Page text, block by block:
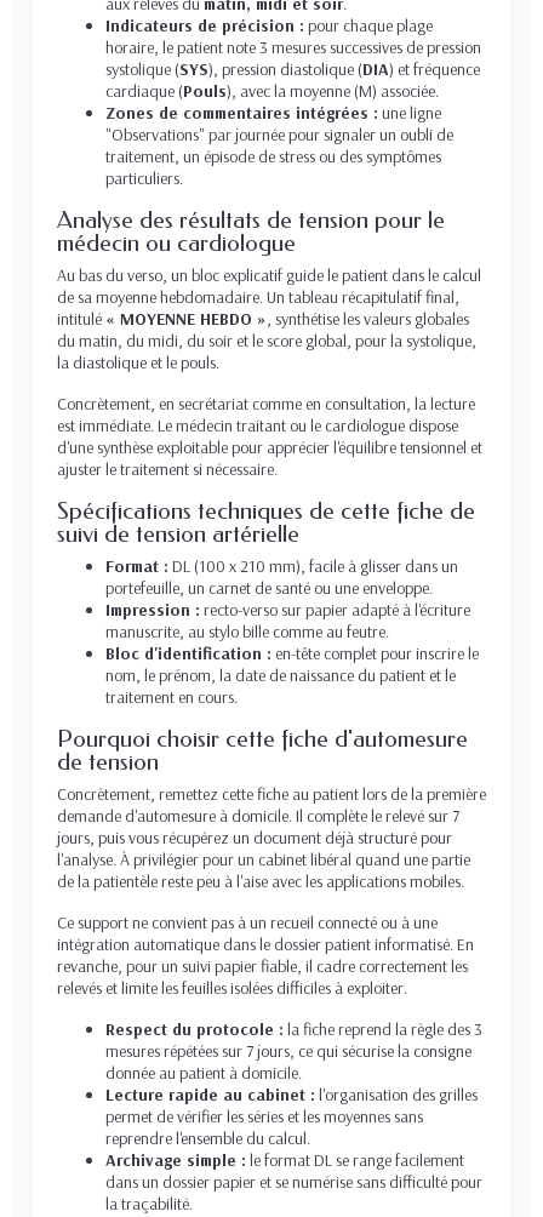
Indicateurs de précision : pour chaque plage
horaire, le patient note 3 mesures successives de pression
systolique (SYS), pression diastolique (DIA) et fréquence
cardiaque (Pouls), avec la moyenne (M) associée.
Zones de commentaires intégrées : une ligne
"Observations" par journée pour signaler un oubli de
traitement, un épisode de stress ou des symptômes
particuliers.
Analyse des résultats de tension pour le
médecin ou cardiologue
Au bas du verso, un bloc explicatif guide le patient dans le calcul
de sa moyenne hebdomadaire. Un tableau récapitulatif final,
intitulé « MOYENNE HEBDO », synthétise les valeurs globales
du matin, du midi, du soir et le score global, pour la systolique,
la diastolique et le pouls.
Concrètement, en secrétariat comme en consultation, la lecture
est immédiate. Le médecin traitant ou le cardiologue dispose
d'une synthèse exploitable pour apprécier l'équilibre tensionnel et
ajuster le traitement si nécessaire.
Spécifications techniques de cette fiche de
suivi de tension artérielle
Format : DL (100 x 210 mm), facile à glisser dans un
portefeuille, un carnet de santé ou une enveloppe.
Impression : recto-verso sur papier adapté à l'écriture
manuscrite, au stylo bille comme au feutre.
Bloc d'identification : en-tête complet pour inscrire le
nom, le prénom, la date de naissance du patient et le
traitement en cours.
Pourquoi choisir cette fiche d'automesure
de tension
Concrètement, remettez cette fiche au patient lors de la première
demande d'automesure à domicile. Il complète le relevé sur 7
jours, puis vous récupérez un document déjà structuré pour
l'analyse. À privilégier pour un cabinet libéral quand une partie
de la patientèle reste peu à l'aise avec les applications mobiles.
Ce support ne convient pas à un recueil connecté ou à une
intégration automatique dans le dossier patient informatisé. En
revanche, pour un suivi papier fiable, il cadre correctement les
relevés et limite les feuilles isolées difficiles à exploiter.
Respect du protocole : la fiche reprend la règle des 3
mesures répétées sur 7 jours, ce qui sécurise la consigne
donnée au patient à domicile.
Lecture rapide au cabinet : l'organisation des grilles
permet de vérifier les séries et les moyennes sans
reprendre l'ensemble du calcul.
Archivage simple : le format DL se range facilement
dans un dossier papier et se numérise sans difficulté pour
la traçabilité.